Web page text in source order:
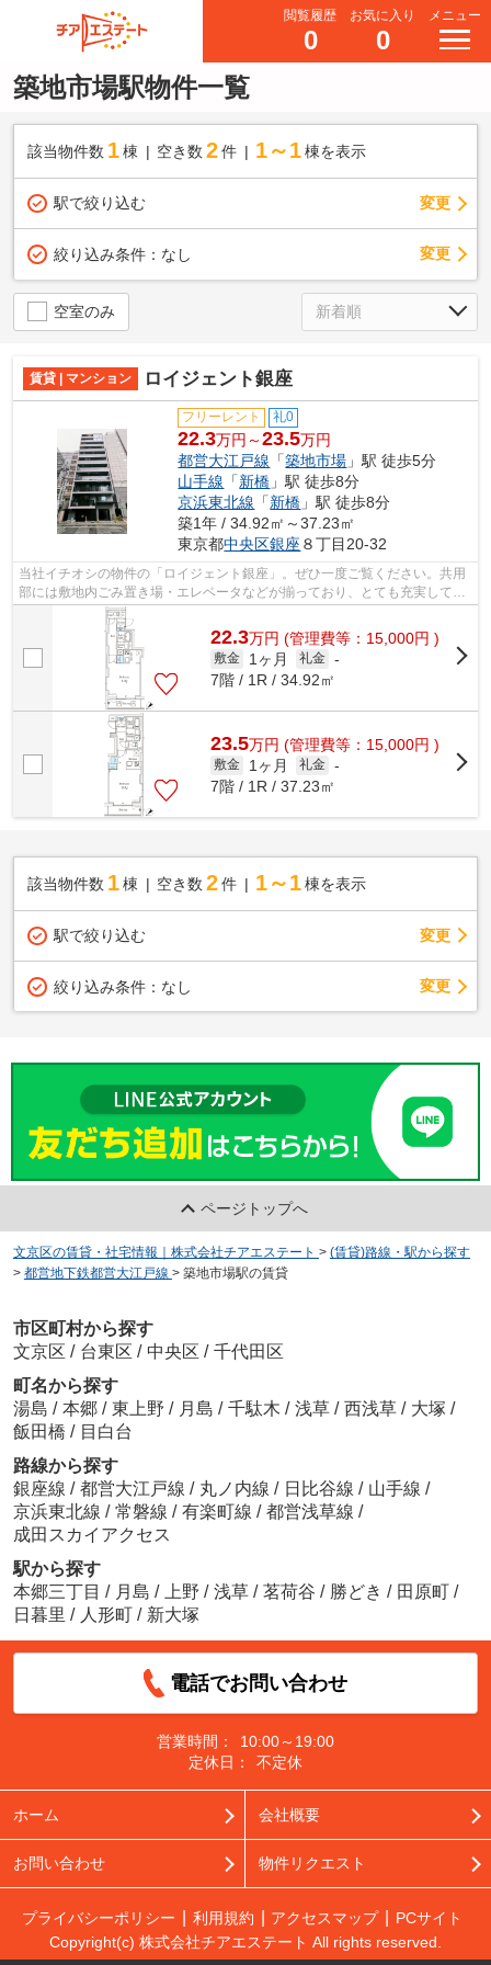
閲覧履歴
0
お気に入り
0
メニュー
築地市場駅物件一覧
該当物件数 1棟 空き数 2 件 1～1 棟を表示
駅で絞り込む 変更
絞り込み条件： なし 変更
空室のみ
賃貸 | マンション ロイジェント銀座
フリーレント 礼0
22.3万円～23.5万円
都営大江戸線 「築地市場 」駅 徒歩5分
山手線 「新橋 」駅 徒歩8分
京浜東北線 「新橋 」駅 徒歩8分
築1年 / 34.92㎡～37.23㎡
東京都中央区銀座 ８丁目20-32
当社イチオシの物件の「ロイジェント銀座」。ぜひ一度ご覧ください。共用
部には敷地内ごみ置き場・エレベータなどが揃っており、とても充実してい
ます。快適に通勤や通学ができる、徒...
22.3万円 (管理費等：15,000円 )
敷金 1ヶ月 礼金 -
7階 / 1R / 34.92㎡
23.5万円 (管理費等：15,000円 )
敷金 1ヶ月 礼金 -
7階 / 1R / 37.23㎡
該当物件数 1棟 空き数 2 件 1～1 棟を表示
駅で絞り込む 変更
絞り込み条件： なし 変更
ページトップへ
文京区の賃貸・社宅情報｜株式会社チアエステート > (賃貸)路線・駅から探す
> 都営地下鉄都営大江戸線 > 築地市場駅の賃貸
市区町村から探す
文京区 / 台東区 / 中央区 / 千代田区
町名から探す
湯島 / 本郷 / 東上野 / 月島 / 千駄木 / 浅草 / 西浅草 / 大塚 /
飯田橋 / 目白台
路線から探す
銀座線 / 都営大江戸線 / 丸ノ内線 / 日比谷線 / 山手線 /
京浜東北線 / 常磐線 / 有楽町線 / 都営浅草線 /
成田スカイアクセス
駅から探す
本郷三丁目 / 月島 / 上野 / 浅草 / 茗荷谷 / 勝どき / 田原町 /
日暮里 / 人形町 / 新大塚
電話でお問い合わせ
営業時間：
10:00～19:00
定休日：
不定休
ホーム 会社概要
お問い合わせ 物件リクエスト
プライバシーポリシー 利用規約 アクセスマップ
PCサイト
Copyright(c) 株式会社チアエステート All rights reserved.